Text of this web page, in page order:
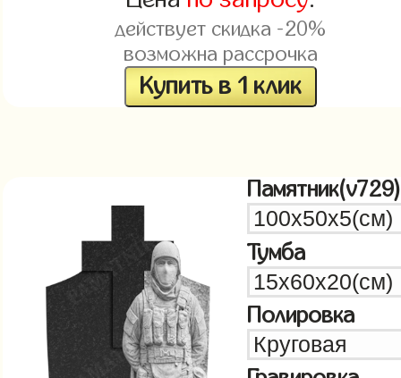
действует скидка -20%
возможна рассрочка
Купить в 1 клик
Памятник(v729)
Тумба
Полировка